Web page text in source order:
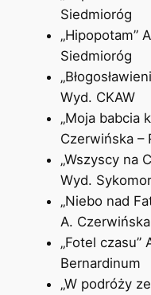
Siedmioróg
„Hipopotam”
Siedmioróg
Wyd. CKAW
„Moja babcia
Czerwińska –
„Wszyscy na
Wyd.
„Niebo nad
A.
„Fotel czasu”
Bernardinum
„W podróży